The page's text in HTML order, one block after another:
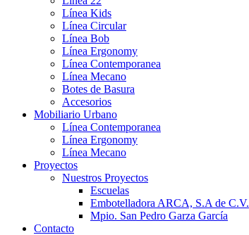
Línea Kids
Línea Circular
Línea Bob
Línea Ergonomy
Línea Contemporanea
Línea Mecano
Botes de Basura
Accesorios
Mobiliario Urbano
Línea Contemporanea
Línea Ergonomy
Línea Mecano
Proyectos
Nuestros Proyectos
Escuelas
Embotelladora ARCA, S.A de C.V.
Mpio. San Pedro Garza García
Contacto